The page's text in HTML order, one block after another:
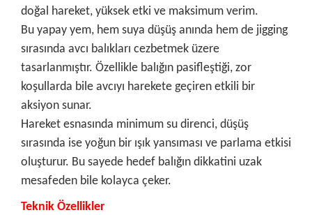
doğal hareket, yüksek etki ve maksimum verim.
Bu yapay yem, hem suya düşüş anında hem de jigging
sırasında avcı balıkları cezbetmek üzere
tasarlanmıştır. Özellikle balığın pasifleştiği, zor
koşullarda bile avcıyı harekete geçiren etkili bir
aksiyon sunar.
Hareket esnasında minimum su direnci, düşüş
sırasında ise yoğun bir ışık yansıması ve parlama etkisi
oluşturur. Bu sayede hedef balığın dikkatini uzak
mesafeden bile kolayca çeker.
Teknik Özellikler